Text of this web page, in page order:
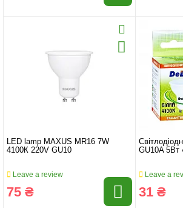
LED lamp MAXUS MR16 7W
4100К 220V GU10
Leave a review
75 ₴
GU10A 5Вт
Leave a
31 ₴